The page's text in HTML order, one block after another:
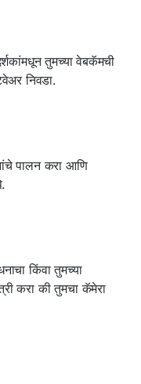
तुमच्या वेबकॅमची
निवडा.
पालन करा आणि
किंवा तुमच्या
करा की तुमचा कॅमेरा